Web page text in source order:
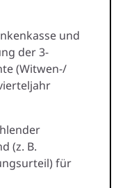
und
der 3-
(Witwen-/
(z. B.
für